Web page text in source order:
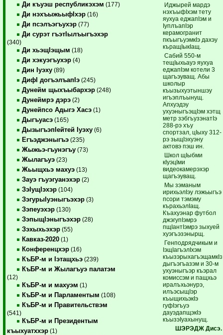
Ди къуэш республикэхэм (177)
Ди нэхъыжьыфIхэр (16)
Ди псэлъэгъухэр (77)
Ди сурэт гъэтIылъыгъэхэр
(340)
Ди хьэщIэщым (18)
Ди хэкуэгъухэр (4)
Дин Iуэху (89)
ДифI догъэлъапIэ (245)
Дунейм щыхъыбархэр (248)
Дунеймрэ дэрэ (2)
Дунейпсо Адыгэ Хасэ (1)
Дыгъуасэ (165)
ДызыгъэпIейтей Iуэху (6)
Егъэджэныгъэ (235)
Жыжьэ-гъунэгъу (73)
Жылагъуэ (23)
Жьыщхьэ махуэ (13)
Зауэ гъуэгуанэхэр (2)
ЗэIущIэхэр (104)
ЗэгурыIуэныгъэхэр (3)
Зэпеуэхэр (130)
ЗэпыщIэныгъэхэр (28)
Зэхыхьэхэр (55)
Кавказ-2020 (1)
Конференцхэр (16)
КъБР-м и Iэтащхьэ (239)
КъБР-м и Жылагъуэ палатэм
(12)
КъБР-м и махуэм (1)
КъБР-м и Парламентым (108)
КъБР-м и Правительствэм
(541)
КъБР-м и Президентым
къыхуатххэр (1)
Иджырей мардэ
нэхъыфIхэм тету
яухуа еджапIэм и
IуплъапIэр
керамогранит
пкъыгъуэмкIэ дахэу
къращIыкIащ.
Сабий 550-м
тещIыхьауэ яухуа
еджа­пIэм котели 3
щагъэуващ. Абы
школыр
къызыхуэтыншэу
игъэплъынущ.
Апхуэдэу
ухуэныгъэщIэм хэтщ
метр зэбгъузэнатIэ
288-рэ хъу
спортзал, цIыху 312-
рэ зыщIэхуэну
актовэ пэш ин.
Школ щIыбми
кIуэцIми
видеокамерэхэр
щагъэуващ.
Мы зэманым
ирихьэлIэу лэжьыгъэ
псори тэмэму
кърахьэлIащ.
Къахуэнар футбол
джэгупIэмрэ
пщIантIэмрэ зыхуей
хуэ­гъэзэнырщ.
Генподрядчикым и
IэщIагъэлIхэм
дыгъэгъазэм и 30-м
ухуэныгъэр къэрал
комиссэм и пащхьэ
ира­лъхьэнурэ,
илъэсыщIэр
къыщихьэкIэ
гуфIэгъуэ
дауэдапщэкIэ
къызэIуахынущ.
ШЭРЭДЖ Дисэ.